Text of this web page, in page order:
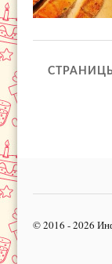
© 2016 - 2026